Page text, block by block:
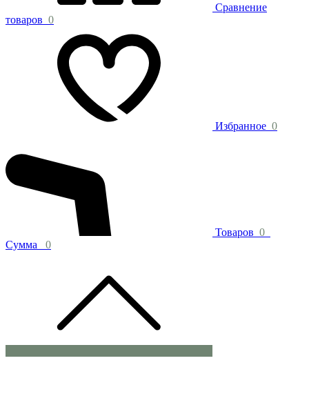
Сравнение
товаров 0
Избранное 0
Товаров 0
Сумма
0